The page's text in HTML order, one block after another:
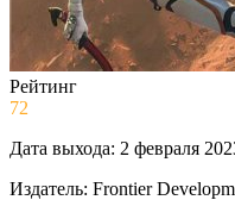
Рейтинг
72
Дата выхода: 2 февраля
Издатель: Frontier